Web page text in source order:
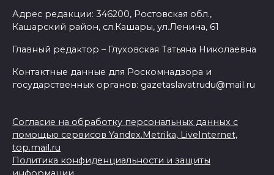
Адрес редакции: 346200, Ростовская обл.,
Кашарский район, сл.Кашары, ул.Ленина, 61
Главный редактор – Глуховская Татьяна Николаевна
Контактные данные для Роскомнадзора и
государственных органов: gazetaslavatrudu@mail.ru
Согласие на обработку персональных данных с
помощью сервисов Yandex.Metrika, LiveInternet,
top.mail.ru
Политика конфиденциальности и защиты